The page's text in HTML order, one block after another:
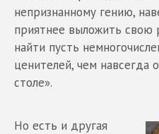
непризнанному гению,
приятнее выложить свою
найти пусть
ценителей, чем навсегда
столе».
Но есть и другая